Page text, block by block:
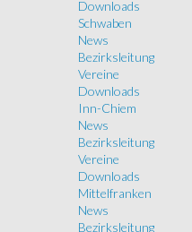
Downloads
Schwaben
News
Bezirksleitung
Vereine
Downloads
Inn-Chiem
News
Bezirksleitung
Vereine
Downloads
Mittelfranken
News
Bezirksleitung